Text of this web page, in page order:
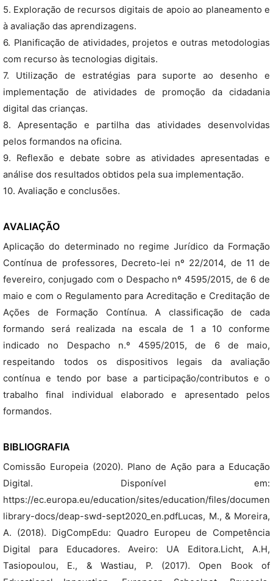
5. Exploração de recursos digitais de apoio ao planeamento e
à avaliação das aprendizagens.
6. Planificação de atividades, projetos e outras metodologias
com recurso às tecnologias digitais.
7. Utilização de estratégias para suporte ao desenho e
implementação de atividades de promoção da cidadania
digital das crianças.
8. Apresentação e partilha das atividades desenvolvidas
pelos formandos na oficina.
9. Reflexão e debate sobre as atividades apresentadas e
análise dos resultados obtidos pela sua implementação.
10. Avaliação e conclusões.
AVALIAÇÃO
Aplicação do determinado no regime Jurídico da Formação
Contínua de professores, Decreto-lei nº 22/2014, de 11 de
fevereiro, conjugado com o Despacho nº 4595/2015, de 6 de
maio e com o Regulamento para Acreditação e Creditação de
Ações de Formação Contínua. A classificação de cada
formando será realizada na escala de 1 a 10 conforme
indicado no Despacho n.º 4595/2015, de 6 de maio,
respeitando todos os dispositivos legais da avaliação
contínua e tendo por base a participação/contributos e o
trabalho final individual elaborado e apresentado pelos
formandos.
BIBLIOGRAFIA
Comissão Europeia (2020). Plano de Ação para a Educação
Digital. Disponível em:
https://ec.europa.eu/education/sites/education/files/
library-docs/deap-swd-sept2020_en.pdfLucas, M., & Moreira,
A. (2018). DigCompEdu: Quadro Europeu de Competência
Digital para Educadores. Aveiro: UA Editora.Licht, A.H,
Tasiopoulou, E., & Wastiau, P. (2017). Open Book of